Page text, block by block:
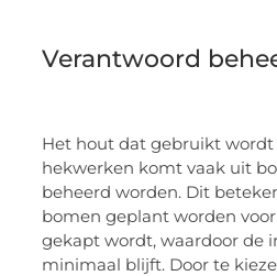
Verantwoord
Het hout dat gebruikt wordt
hekwerken komt vaak uit
beheerd worden. Dit
bomen geplant worden
gekapt wordt, waardoor de
minimaal blijft. Door te